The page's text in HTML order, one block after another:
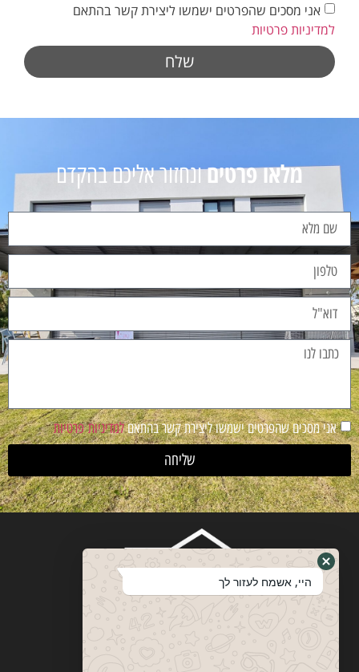
אני מסכים שהפרטים ישמשו ליצירת קשר בהתאם
למדיניות פרטיות
שלח
מלאו פרטיםונחזור אליכם בהקדם
אני מסכים שהפרטים ישמשו ליצירת קשר בהתאםלמדיניות פרטיות
שליחה
היי, אשמח לעזור לך